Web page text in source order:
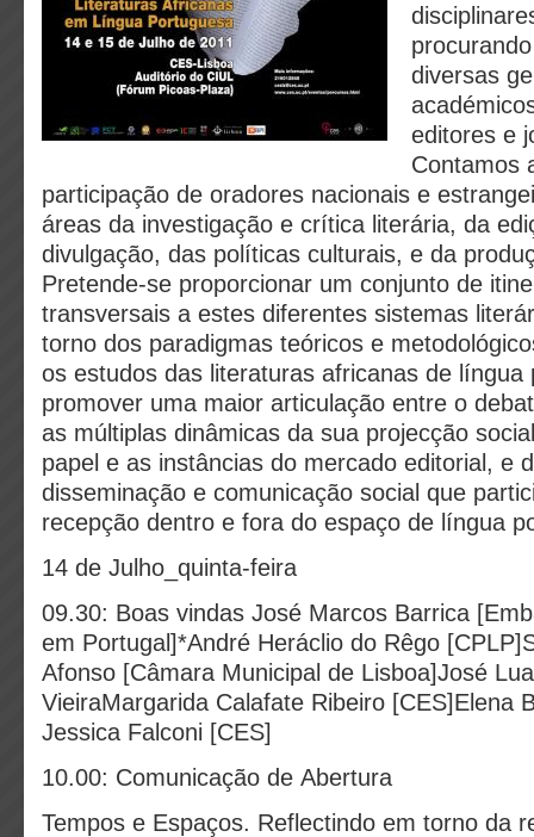
diversas
editores e
Contamos
participação de oradores nacionais e
áreas da investigação e crítica literária, da
divulgação, das políticas culturais, e da
Pretende-se proporcionar um conjunto de
transversais a estes diferentes sistemas
torno dos paradigmas teóricos e
os estudos das literaturas africanas de língua
promover uma maior articulação entre o
as múltiplas dinâmicas da sua projecção
papel e as instâncias do mercado editorial, e
disseminação e comunicação social que
recepção dentro e fora do espaço de língua
14 de Julho_quinta-feira
09.30: Boas vindas José Marcos Barrica
em Portugal]*André Heráclio do Rêgo
Afonso [Câmara Municipal de Lisboa]José
VieiraMargarida Calafate Ribeiro [CES]Elena
Jessica Falconi [CES]
10.00: Comunicação de Abertura
Tempos e Espaços. Reflectindo em torno da